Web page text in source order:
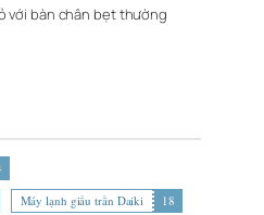
với bàn chân bẹt thường
Máy lạnh giấu trần Daiki
18